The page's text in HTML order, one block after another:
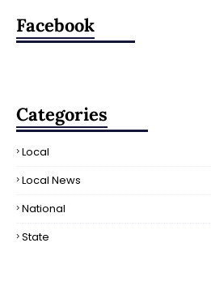
Facebook
Categories
Local
Local News
National
State